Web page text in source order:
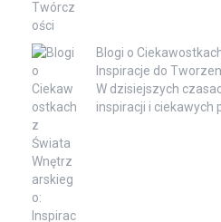
Blogi o
Inspiracje do
W dzisiejszych
inspiracji i ciekawych